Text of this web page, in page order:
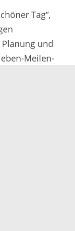
Tag“,
und
Meilen-